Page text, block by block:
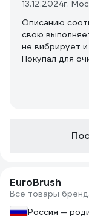
13.12.2024г.
Описанию
свою
не вибрирует
Покупал для
EuroBrush
Все товары
Россия —